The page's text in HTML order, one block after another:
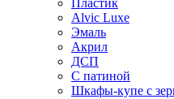
Пластик
Alvic Luxe
Эмаль
Акрил
ДСП
С патиной
Шкафы-купе с